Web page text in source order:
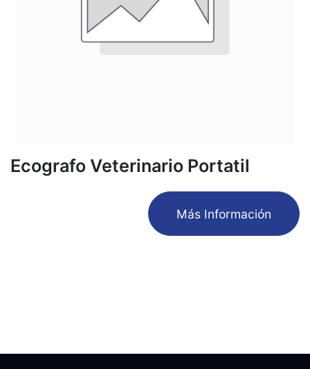
Ecografo Veterinario Portatil
​Más Información